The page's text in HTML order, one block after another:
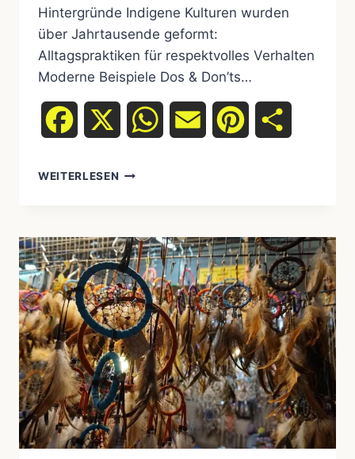
Hintergründe Indigene Kulturen wurden
über Jahrtausende geformt:
Alltagspraktiken für respektvolles Verhalten
Moderne Beispiele Dos & Don’ts…
Facebook WhatsAppEmail Pinterest
WEITERLESEN
NICHT-
INDIGENER
ALLTAGSKULTURELL
RESPEKTVOLL
HANDELT